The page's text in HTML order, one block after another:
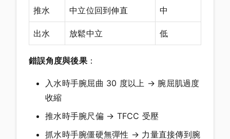
推水 中立位回到伸直 中
出水 放鬆中立 低
錯誤角度與後果：
入水時手腕屈曲 30 度以上 → 腕屈肌過度
收縮
推水時手腕尺偏 → TFCC 受壓
抓水時手腕僵硬無彈性 → 力量直接傳到腕